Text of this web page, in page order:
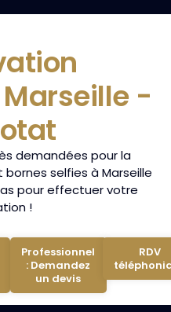
-
demandées pour la
selfies à Marseille
pour effectuer votre
!
Professionnel
: Demandez
un devis
RDV